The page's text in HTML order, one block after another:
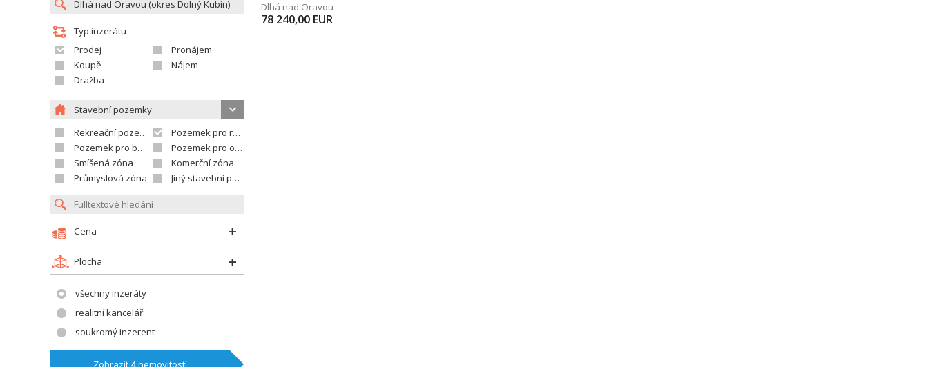
Typ inzerátu
Prodej
Pronájem
Koupě
Nájem
Dražba
Stavební pozemky
Rekreační pozemek
Pozemek pro rodinné domy
Pozemek pro bytovou výstavbu
Pozemek pro občanskou vybavenost
Smíšená zóna
Komerční zóna
Průmyslová zóna
Jiný stavební pozemek
Cena
Plocha
všechny inzeráty
realitní kancelář
soukromý inzerent
Zobrazit 4nemovitostí
Dlhá nad Oravou
78 240,00 EUR